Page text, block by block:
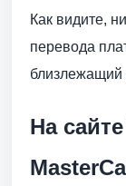
Как видите,
перевода
На